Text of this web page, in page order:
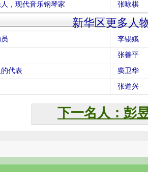
，现代音乐钢琴家 张咏棋
新华区更多人
李锡娥
张善平
代表 窦卫华
张道兴
下一名人：彭